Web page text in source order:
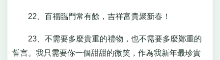
22、百福臨門常有餘，吉祥富貴聚新春！
23、不需要多麼貴重的禮物，也不需要多麼鄭重的
誓言。我只需要你一個甜甜的微笑，作為我新年最珍貴